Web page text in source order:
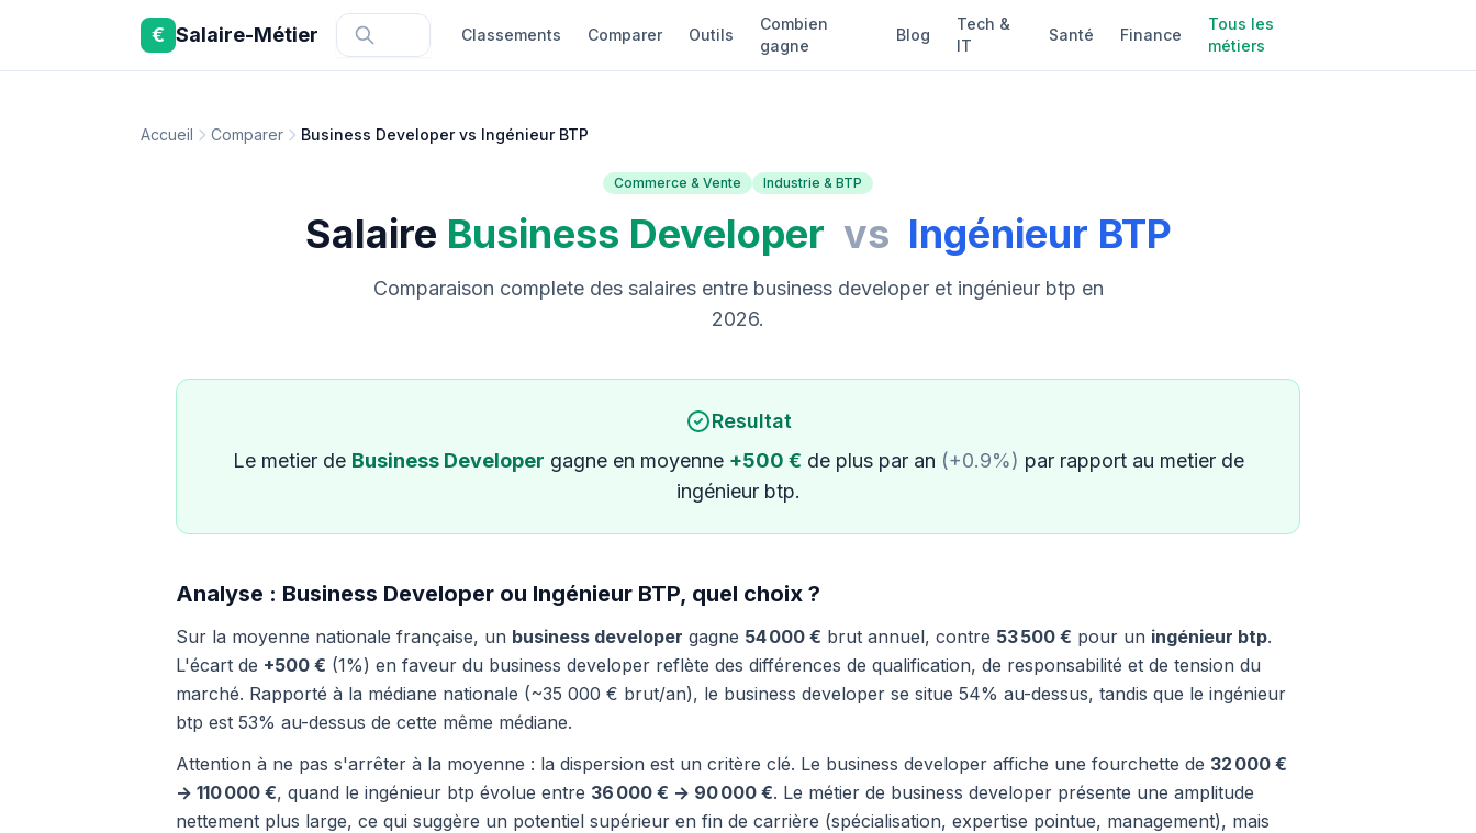
Aller au contenu principal
€ Salaire-Métier Classements Comparer Outils
Combien
gagne
Blog
Tech &
IT
Santé Finance
Tous les
métiers
Accueil Comparer Business Developer vs Ingénieur BTP
Commerce & Vente Industrie & BTP
Salaire Business Developer vs Ingénieur BTP
Comparaison complete des salaires entre business developer et ingénieur btp en
2026.
Resultat
Le metier de Business Developer gagne en moyenne +500 € de plus par an (+0.9%) par rapport au metier de
ingénieur btp.
Analyse : Business Developer ou Ingénieur BTP, quel choix ?
Sur la moyenne nationale française, un business developer gagne 54 000 € brut annuel, contre 53 500 € pour un ingénieur btp.
L'écart de +500 € (1%) en faveur du business developer reflète des différences de qualification, de responsabilité et de tension du
marché. Rapporté à la médiane nationale (~35 000 € brut/an), le business developer se situe 54% au-dessus, tandis que le ingénieur
btp est 53% au-dessus de cette même médiane.
Attention à ne pas s'arrêter à la moyenne : la dispersion est un critère clé. Le business developer affiche une fourchette de 32 000 €
→ 110 000 €, quand le ingénieur btp évolue entre 36 000 € → 90 000 €. Le métier de business developer présente une amplitude
nettement plus large, ce qui suggère un potentiel supérieur en fin de carrière (spécialisation, expertise pointue, management), mais